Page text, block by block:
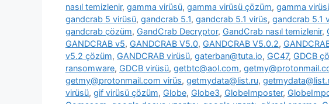
nasıl temizlenir, gamma virüsü, gamma virüsü çözüm, gamma
gandcrab 5 virüsü, gandcrab 5.1, gandcrab 5.1 virüs, gandcrab 5.1
gandcrab çözüm, GandCrab Decryptor, GandCrab nasıl temizlenir,
GANDCRAB v5, GANDCRAB V5.0, GANDCRAB V5.0.2,
v5.2 çözüm, GANDCRAB virüsü, gaterban@tuta.io, GC47, GDCB
ransomware, GDCB virüsü, getbtc@aol.com,
getmy@protonmail.com virüs, getmydata@list.ru,
virüsü, gif virüsü çözüm, Globe, Globe3, GlobeImposter,